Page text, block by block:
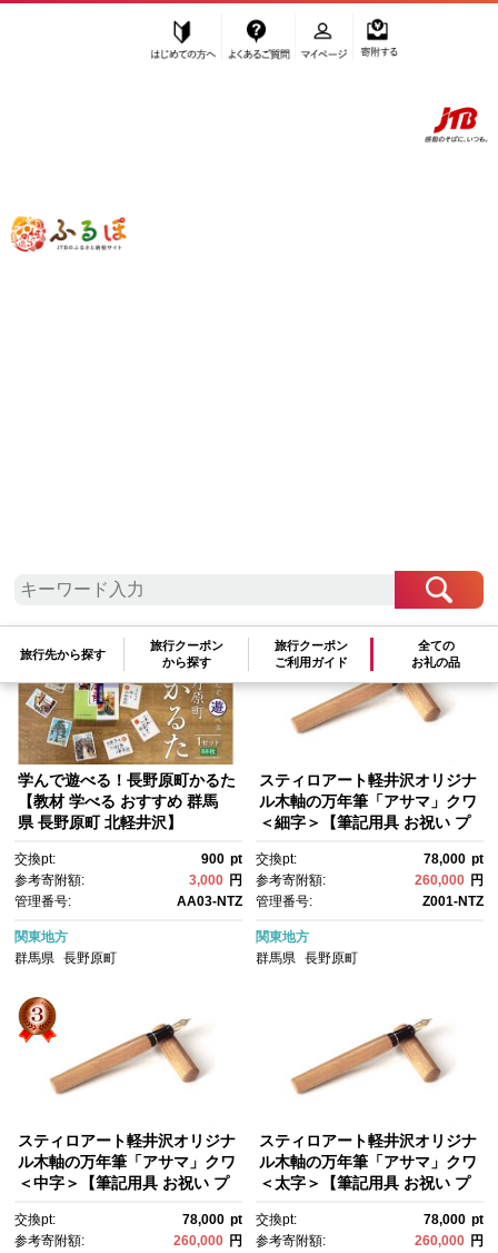
ふるぽ JTBのふるさと納税サイト
旅行先から探す
旅行クーポン
から探す
旅行クーポン
ご利用ガイド
全ての
お礼の品
「ふるさと納税」TOP
参考寄附額順
学んで遊べる！長野原町かるた
【教材 学べる おすすめ 群馬
県 長野原町 北軽井沢】
交換pt: 900 pt
参考寄附額:
3,000 円
管理番号:
AA03-NTZ
関東地方
群馬県
長野原町
スティロアート軽井沢オリジナ
ル木軸の万年筆「アサマ」クワ
＜細字＞【筆記用具 お祝い プ
県 長野原町 北軽井沢】
交換pt: 78,000 pt
参考寄附額:
260,000 円
管理番号:
Z001-NTZ
関東地方
群馬県 長野原町
スティロアート軽井沢オリジナ
ル木軸の万年筆「アサマ」クワ
＜中字＞【筆記用具 お祝い プ
県 長野原町 北軽井沢】
交換pt: 78,000 pt
参考寄附額:
260,000 円
スティロアート軽井沢オリジナ
ル木軸の万年筆「アサマ」クワ
＜太字＞【筆記用具 お祝い プ
県 長野原町 北軽井沢】
交換pt: 78,000 pt
参考寄附額:
260,000 円